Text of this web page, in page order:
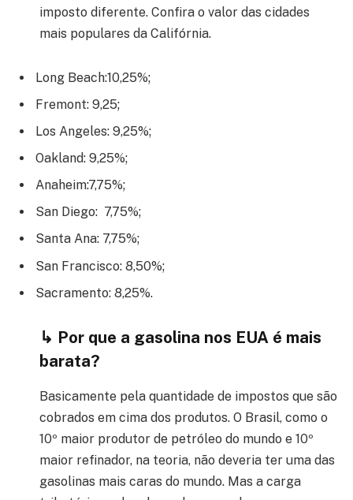
imposto diferente. Confira o valor das cidades
mais populares da Califórnia.
Long Beach:10,25%;
Fremont: 9,25;
Los Angeles: 9,25%;
Oakland: 9,25%;
Anaheim:7,75%;
San Diego: 7,75%;
Santa Ana: 7,75%;
San Francisco: 8,50%;
Sacramento: 8,25%.
↳ Por que a gasolina nos EUA é mais
barata?
Basicamente pela quantidade de impostos que são
cobrados em cima dos produtos. O Brasil, como o
10º maior produtor de petróleo do mundo e 10º
maior refinador, na teoria, não deveria ter uma das
gasolinas mais caras do mundo. Mas a carga